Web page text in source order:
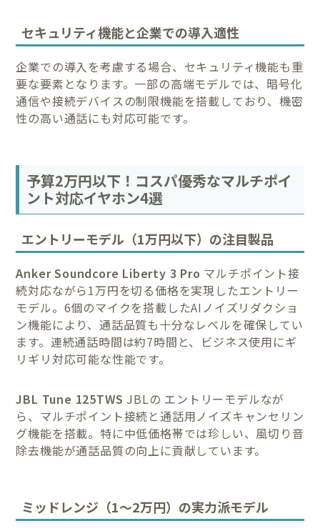
セキュリティ機能と企業での導入適性
企業での導入を考慮する場合、セキュリティ機能も重
要な要素となります。一部の高端モデルでは、暗号化
通信や接続デバイスの制限機能を搭載しており、機密
性の高い通話にも対応可能です。
予算2万円以下！コスパ優秀なマルチポイ
ント対応イヤホン4選
エントリーモデル（1万円以下）の注目製品
Anker Soundcore Liberty 3 Pro マルチポイント接
続対応ながら1万円を切る価格を実現したエントリー
モデル。6個のマイクを搭載したAIノイズリダクショ
ン機能により、通話品質も十分なレベルを確保してい
ます。連続通話時間は約7時間と、ビジネス使用にギ
リギリ対応可能な性能です。
JBL Tune 125TWS JBLの エントリーモデルなが
ら、マルチポイント接続と通話用ノイズキャンセリン
グ機能を搭載。特に中低価格帯では珍しい、風切り音
除去機能が通話品質の向上に貢献しています。
ミッドレンジ（1〜2万円）の実力派モデル